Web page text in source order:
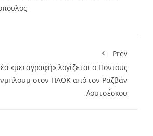
Prev
«μεταγραφή» λογίζεται ο Πόντους
στον ΠΑΟΚ από τον Ραζβάν
Λουτσέσκου